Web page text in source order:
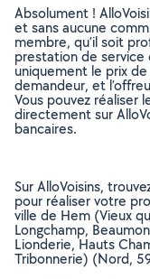
Absolument !
et sans aucune
membre, qu’il soit
prestation de service
uniquement le prix
demandeur, et
Vous pouvez réaliser
directement sur
bancaires.
Sur AlloVoisins,
pour réaliser votre
ville de Hem (Vieux
Longchamp,
Lionderie, Hauts
Tribonnerie) (Nord,